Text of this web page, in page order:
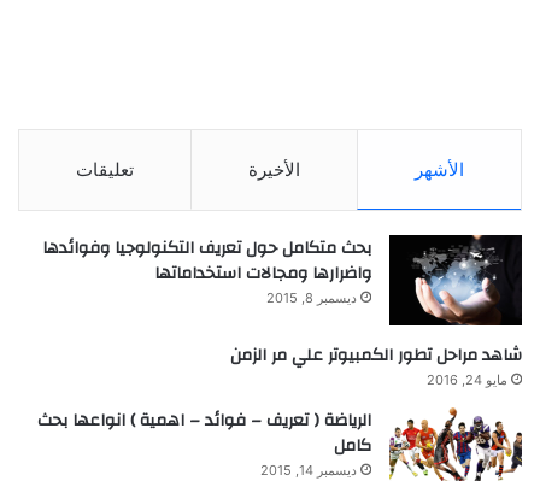
الأشهر الأخيرة تعليقات
بحث متكامل حول تعريف التكنولوجيا وفوائدها
واضرارها ومجالات استخداماتها
ديسمبر 8, 2015
شاهد مراحل تطور الكمبيوتر علي مر الزمن
مايو 24, 2016
الرياضة ( تعريف – فوائد – اهمية ) انواعها بحث
كامل
ديسمبر 14, 2015